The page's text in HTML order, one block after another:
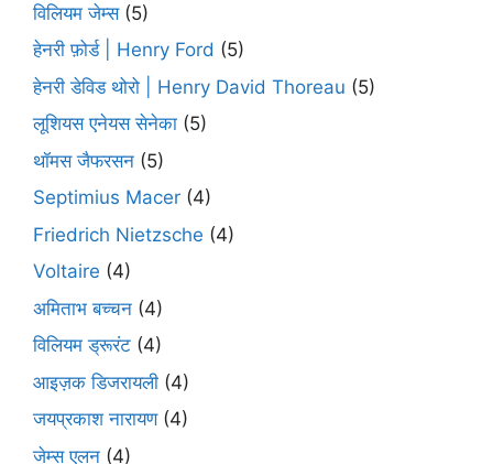
विलियम जेम्स(5)
हेनरी फ़ोर्ड | Henry Ford (5)
हेनरी डेविड थोरो | Henry David Thoreau (5)
लूशियस एनेयस सेनेका (5)
थॉमस जैफरसन (5)
Septimius Macer (4)
Friedrich Nietzsche (4)
Voltaire (4)
अमिताभ बच्चन (4)
विलियम ड्रूरंट (4)
आइज़क डिजरायली (4)
जयप्रकाश नारायण(4)
जेम्स एलन (4)